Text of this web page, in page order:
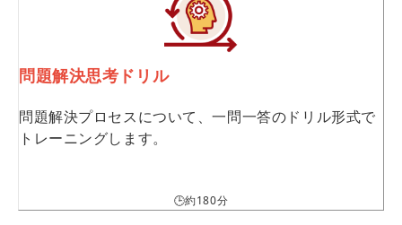
問題解決思考ドリル
問題解決プロセスについて、一問一答のドリル形式で
トレーニングします。
🕒約180分